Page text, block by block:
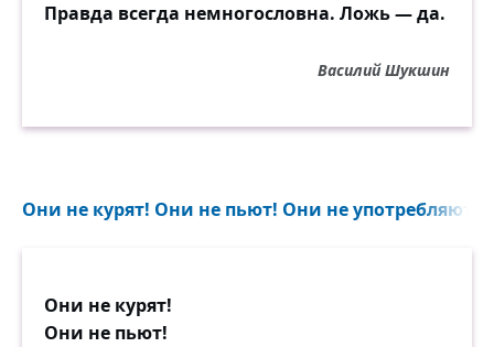
Правда всегда немногословна. Ложь — да.
Василий Шукшин
Они не курят! Они не пьют! Они не употребляют
Они не курят!
Они не пьют!